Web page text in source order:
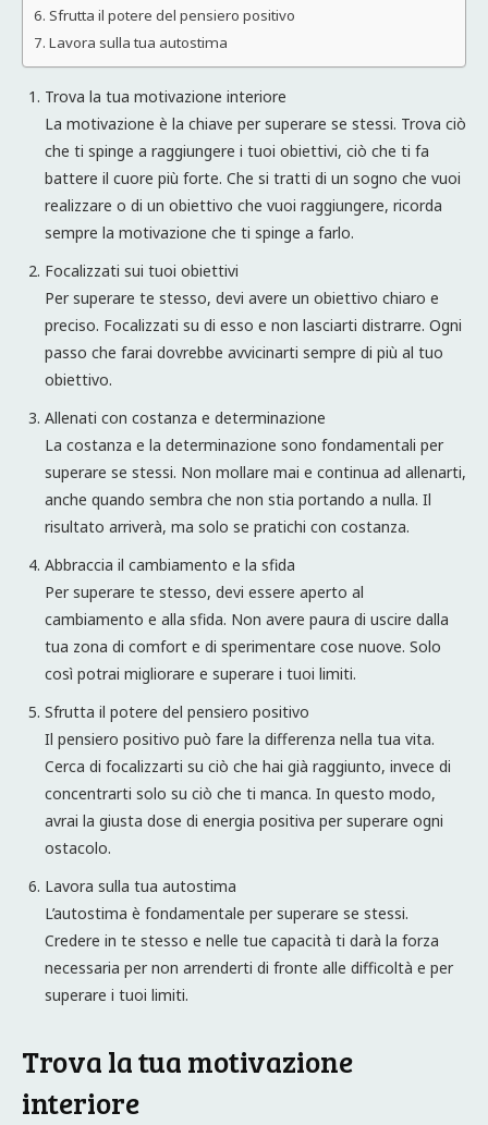
Sfrutta il potere del pensiero positivo
Lavora sulla tua autostima
Trova la tua motivazione interiore
La motivazione è la chiave per superare se stessi. Trova ciò
che ti spinge a raggiungere i tuoi obiettivi, ciò che ti fa
battere il cuore più forte. Che si tratti di un sogno che vuoi
realizzare o di un obiettivo che vuoi raggiungere, ricorda
sempre la motivazione che ti spinge a farlo.
Focalizzati sui tuoi obiettivi
Per superare te stesso, devi avere un obiettivo chiaro e
preciso. Focalizzati su di esso e non lasciarti distrarre. Ogni
passo che farai dovrebbe avvicinarti sempre di più al tuo
obiettivo.
Allenati con costanza e determinazione
La costanza e la determinazione sono fondamentali per
superare se stessi. Non mollare mai e continua ad allenarti,
anche quando sembra che non stia portando a nulla. Il
risultato arriverà, ma solo se pratichi con costanza.
Abbraccia il cambiamento e la sfida
Per superare te stesso, devi essere aperto al
cambiamento e alla sfida. Non avere paura di uscire dalla
tua zona di comfort e di sperimentare cose nuove. Solo
così potrai migliorare e superare i tuoi limiti.
Sfrutta il potere del pensiero positivo
Il pensiero positivo può fare la differenza nella tua vita.
Cerca di focalizzarti su ciò che hai già raggiunto, invece di
concentrarti solo su ciò che ti manca. In questo modo,
avrai la giusta dose di energia positiva per superare ogni
ostacolo.
Lavora sulla tua autostima
L’autostima è fondamentale per superare se stessi.
Credere in te stesso e nelle tue capacità ti darà la forza
necessaria per non arrenderti di fronte alle difficoltà e per
superare i tuoi limiti.
Trova la tua motivazione
interiore